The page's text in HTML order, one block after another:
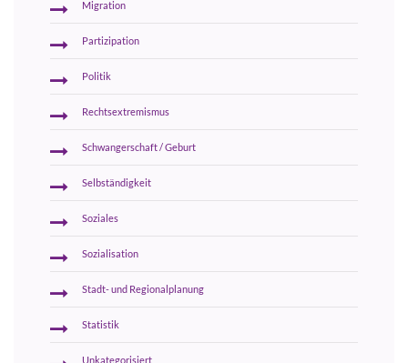
Migration
Partizipation
Politik
Rechtsextremismus
Schwangerschaft / Geburt
Selbständigkeit
Soziales
Sozialisation
Stadt- und Regionalplanung
Statistik
Unkategorisiert